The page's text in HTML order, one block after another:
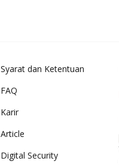
Syarat dan Ketentuan
FAQ
Karir
Article
Digital Security